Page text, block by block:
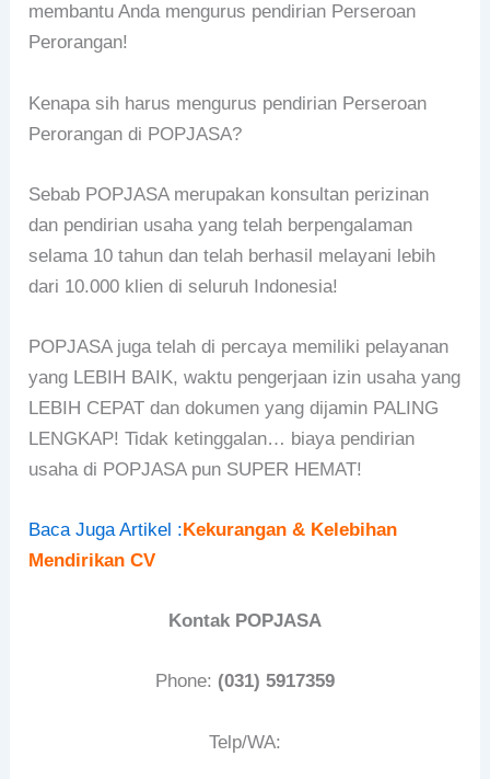
membantu Anda mengurus pendirian Perseroan
Perorangan!
Kenapa sih harus mengurus pendirian Perseroan
Perorangan di POPJASA?
Sebab POPJASA merupakan konsultan perizinan
dan pendirian usaha yang telah berpengalaman
selama 10 tahun dan telah berhasil melayani lebih
dari 10.000 klien di seluruh Indonesia!
POPJASA juga telah di percaya memiliki pelayanan
yang LEBIH BAIK, waktu pengerjaan izin usaha yang
LEBIH CEPAT dan dokumen yang dijamin PALING
LENGKAP! Tidak ketinggalan… biaya pendirian
usaha di POPJASA pun SUPER HEMAT!
Baca Juga Artikel :Kekurangan & Kelebihan
Mendirikan CV
Kontak POPJASA
Phone: (031) 5917359
Telp/WA: